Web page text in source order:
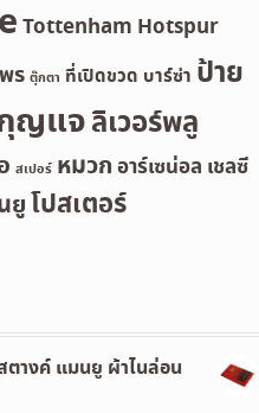
Tottenham Hotspur
ร ตุ๊กตา ที่เปิดขวด บาร์ซ่า ป้าย
ญแจลิเวอร์พลู
สเปอร์ หมวก อาร์เซน่อล เชลซี
ยูโปสเตอร์
างค์ แมนยู ผ้าไนล่อน